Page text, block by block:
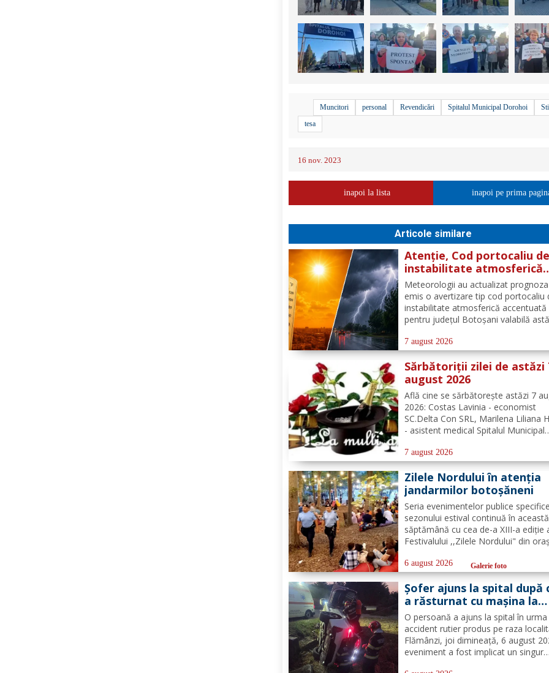
Muncitori personal Revendicări Spitalul Municipal Dorohoi
tesa
16 nov. 2023
inapoi la lista inapoi pe prima
Articole similare
Atenție, Cod portocaliu de
instabilitate atmosferică
pentru județul Botoșani!
Meteorologii au actualizat
emis o avertizare tip cod portocaliu
instabilitate atmosferică accentuată
pentru județul Botoșani valabilă
manifesta prin intensificări ale
vijelii puternice (rafale de 70...90
averse...
7 august 2026
Sărbătoriții zilei de astăzi
august 2026
Află cine se sărbătoreşte astăzi 7
2026: Costas Lavinia - economist
SC.Delta Con SRL, Marilena Liliana
- asistent medical Spitalul Municipal
misionar protopopesc Protopopiatul
Dorohoi, Marcela Simona Vieru -
Grup Școlar Alexandru Vlahuță...
7 august 2026
Zilele Nordului în atenția
jandarmilor botoșăneni
Seria evenimentelor publice specifice
sezonului estival continuă în această
săptămână cu cea de-a XIII-a ediție
Festivalului ,,Zilele Nordului" din
numeroasă la care Inspectoratul de
Jandarmi Județean Botoșani, în
cu partenerii instituționali,...
6 august 2026 Galerie foto
Șofer ajuns la spital după
a răsturnat cu mașina la
Flămânzi
O persoană a ajuns la spital în urma
accident rutier produs pe raza
Flămânzi, joi dimineață, 6 august
eveniment a fost implicat un singur